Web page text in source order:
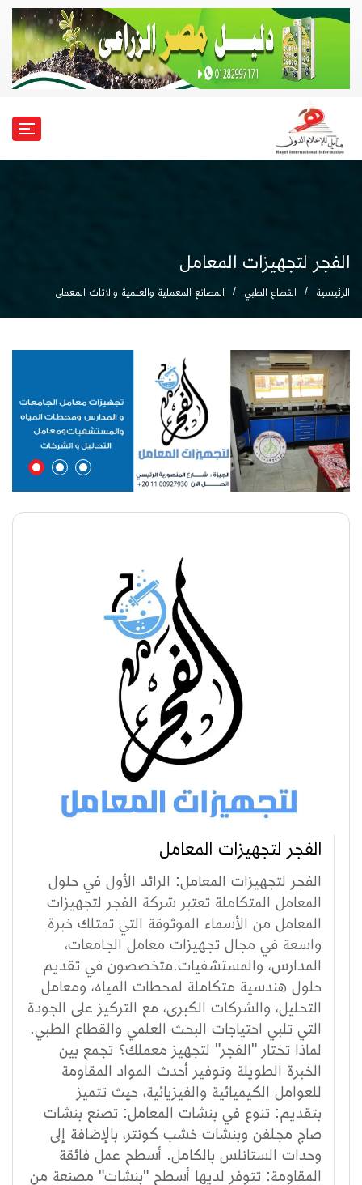
الفجر لتجهيزات المعامل
الرئيسية القطاع الطبي المصانع المعملية والعلمية والاثاث المعملى
الفجر لتجهيزات المعامل
الفجر لتجهيزات المعامل: الرائد الأول في حلول
المعامل المتكاملة تعتبر شركة الفجر لتجهيزات
المعامل من الأسماء الموثوقة التي تمتلك خبرة
واسعة في مجال تجهيزات معامل الجامعات،
المدارس، والمستشفيات.متخصصون في تقديم
حلول هندسية متكاملة لمحطات المياه، ومعامل
التحليل، والشركات الكبرى، مع التركيز على الجودة
التي تلبي احتياجات البحث العلمي والقطاع الطبي.
لماذا تختار "الفجر" لتجهيز معملك؟ تجمع بين
الخبرة الطويلة وتوفير أحدث المواد المقاومة
للعوامل الكيميائية والفيزيائية، حيث تتميز
بتقديم: تنوع في بنشات المعامل: تصنع بنشات
صاج مجلفن وبنشات خشب كونتر، بالإضافة إلى
وحدات الستانلس بالكامل. أسطح عمل فائقة
المقاومة: تتوفر لديها أسطح "بنشات" مصنعة من